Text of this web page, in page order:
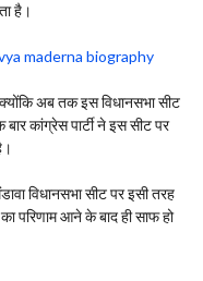
है।
maderna biography
क्योंकि अब तक इस विधानसभा सीट
कांग्रेस पार्टी ने इस सीट पर
विधानसभा सीट पर इसी तरह
परिणाम आने के बाद ही साफ हो